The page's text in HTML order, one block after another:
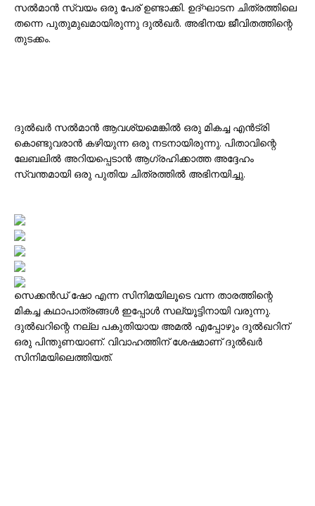
സൽമാൻ സ്വയം ഒരു പേര് ഉണ്ടാക്കി. ഉദ്ഘാടന ചിത്രത്തിലെ
തന്നെ പുതുമുഖമായിരുന്നു ദുൽഖർ. അഭിനയ ജീവിതത്തിന്റെ
തുടക്കം.
ദുൽഖർ സൽമാൻ ആവശ്യമെങ്കിൽ ഒരു മികച്ച എൻട്രി
കൊണ്ടുവരാൻ കഴിയുന്ന ഒരു നടനായിരുന്നു. പിതാവിന്റെ
ലേബലിൽ അറിയപ്പെടാൻ ആഗ്രഹിക്കാത്ത അദ്ദേഹം
സ്വന്തമായി ഒരു പുതിയ ചിത്രത്തിൽ അഭിനയിച്ചു.
സെക്കൻഡ് ഷോ എന്ന സിനിമയിലൂടെ വന്ന താരത്തിന്റെ
മികച്ച കഥാപാത്രങ്ങൾ ഇപ്പോൾ സല്യൂട്ടിനായി വരുന്നു.
ദുൽഖറിന്റെ നല്ല പകുതിയായ അമൽ എപ്പോഴും ദുൽഖറിന്
ഒരു പിന്തുണയാണ്. വിവാഹത്തിന് ശേഷമാണ് ദുൽഖർ
സിനിമയിലെത്തിയത്.